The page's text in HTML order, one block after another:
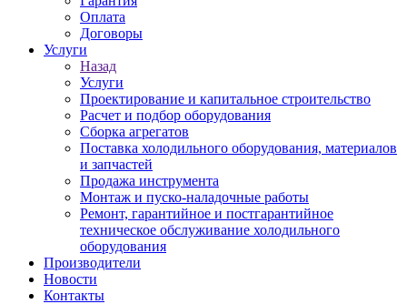
Оплата
Договоры
Услуги
Назад
Услуги
Проектирование и капитальное строительство
Расчет и подбор оборудования
Сборка агрегатов
Поставка холодильного оборудования, материалов
и запчастей
Продажа инструмента
Монтаж и пуско-наладочные работы
Ремонт, гарантийное и постгарантийное
техническое обслуживание холодильного
оборудования
Производители
Новости
Контакты